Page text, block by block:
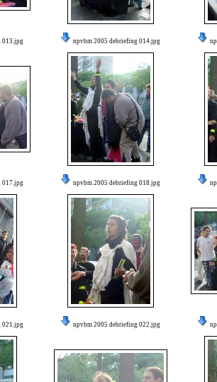
013.jpg npvbm 2005 debriefing 014.jpg
017.jpg npvbm 2005 debriefing 018.jpg
021.jpg npvbm 2005 debriefing 022.jpg